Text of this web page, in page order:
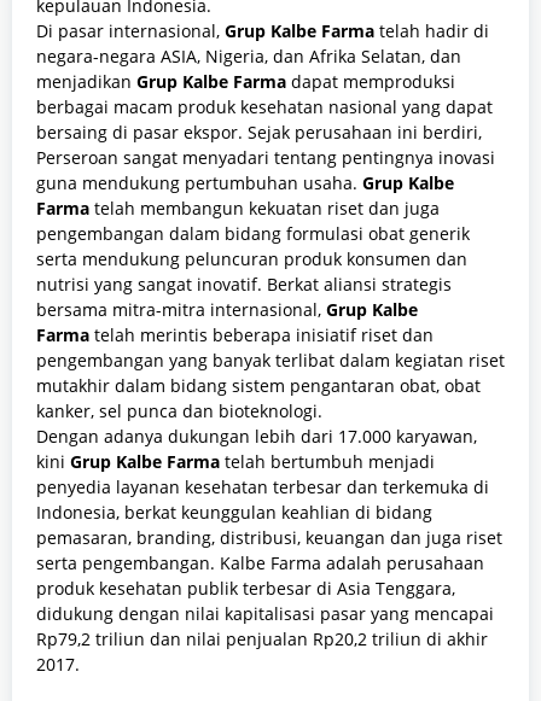
kepulauan Indonesia.
Di pasar internasional, Grup Kalbe Farma telah hadir di
negara-negara ASIA, Nigeria, dan Afrika Selatan, dan
menjadikan Grup Kalbe Farma dapat memproduksi
berbagai macam produk kesehatan nasional yang dapat
bersaing di pasar ekspor. Sejak perusahaan ini berdiri,
Perseroan sangat menyadari tentang pentingnya inovasi
guna mendukung pertumbuhan usaha. Grup Kalbe
Farma telah membangun kekuatan riset dan juga
pengembangan dalam bidang formulasi obat generik
serta mendukung peluncuran produk konsumen dan
nutrisi yang sangat inovatif. Berkat aliansi strategis
bersama mitra-mitra internasional, Grup Kalbe
Farma telah merintis beberapa inisiatif riset dan
pengembangan yang banyak terlibat dalam kegiatan riset
mutakhir dalam bidang sistem pengantaran obat, obat
kanker, sel punca dan bioteknologi.
Dengan adanya dukungan lebih dari 17.000 karyawan,
kini Grup Kalbe Farma telah bertumbuh menjadi
penyedia layanan kesehatan terbesar dan terkemuka di
Indonesia, berkat keunggulan keahlian di bidang
pemasaran, branding, distribusi, keuangan dan juga riset
serta pengembangan. Kalbe Farma adalah perusahaan
produk kesehatan publik terbesar di Asia Tenggara,
didukung dengan nilai kapitalisasi pasar yang mencapai
Rp79,2 triliun dan nilai penjualan Rp20,2 triliun di akhir
2017.